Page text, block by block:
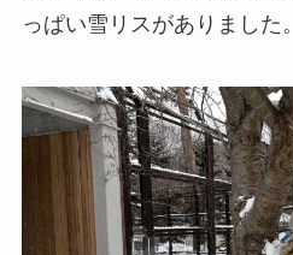
っぱい雪リスがありました。